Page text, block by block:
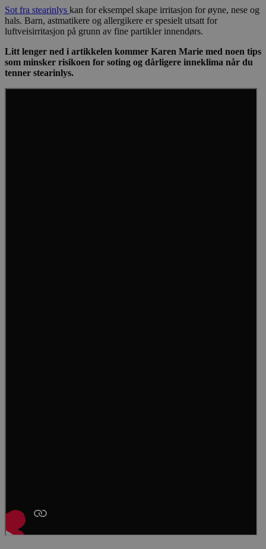
Sot fra stearinlys kan for eksempel skape irritasjon for øyne, nese og
hals. Barn, astmatikere og allergikere er spesielt utsatt for
luftveisirritasjon på grunn av fine partikler innendørs.
Litt lenger ned i artikkelen kommer Karen Marie med noen tips
som minsker risikoen for soting og dårligere inneklima når du
tenner stearinlys.